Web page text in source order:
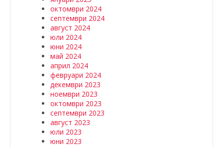
октомври 2024
септември 2024
август 2024
юли 2024
юни 2024
май 2024
април 2024
февруари 2024
декември 2023
ноември 2023
октомври 2023
септември 2023
август 2023
юли 2023
юни 2023